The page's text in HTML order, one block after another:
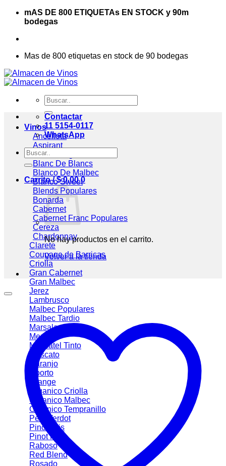
Saltar mAS DE 800 ETIQUETAs EN STOCK y 90m
bodegas
Mas de 800 etiquetas en stock de 90 bodegas
Buscar
por:
Vinos
Ancellota
Aspirant
Assemblage
Blanc De Blancs
Blanco De Malbec
Blanco Sweet
Blends
Bonarda
Cabernet
Cabernet Franc
Cereza
Chardonnay
Clarete
Coupage de Barricas
Criolla
Gran Cabernet
Gran Malbec
Jerez
Lambrusco
Malbec
Malbec Tardio
Marsala
Merlot
Moscatel Tinto
Moscato
Naranjo
Oporto
Orange
Organico Criolla
Organico Malbec
Organico Tempranillo
Petit Verdot
Pinot Gris
Pinot Noir
Raboso
Red Blend
Rosado
Contactar
11 5154-0117
WhatsApp
Buscar
por:
Carrito /$0,00 0
No hay productos en el carrito.
Volver a la tienda